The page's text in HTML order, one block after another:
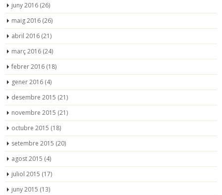
juny 2016 (26)
maig 2016 (26)
abril 2016 (21)
març 2016 (24)
febrer 2016 (18)
gener 2016 (4)
desembre 2015 (21)
novembre 2015 (21)
octubre 2015 (18)
setembre 2015 (20)
agost 2015 (4)
juliol 2015 (17)
juny 2015 (13)